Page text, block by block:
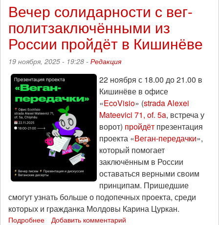
дела»
Паклин
добивается
оказания
надлежащей
медпомощи
Вечер солидарности с вег-
политзаключёнными из
России пройдёт в Кишинёве
19 ноября, 2025 - 19:28 - Редакция
22 ноября с 18.00 до 21.00 в
Кишинёве в офисе
«EcoVisio» (strada Alexei
Mateevici 71, of. 5a, встреча у
ворот) пройдёт презентация
проекта «Веган-передачки»,
который помогает
заключённым в России
оставаться верными своим
принципам. Пришедшие
смогут узнать больше о подопечных проекта, среди
которых и гражданка Молдовы Карина Цуркан.
Подробнее Добавить комментарий